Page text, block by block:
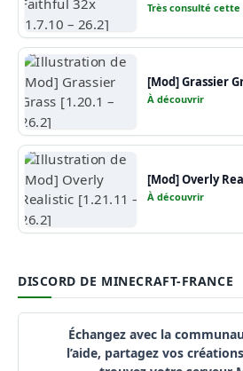
Très consulté cette
[Mod] Grassier
À découvrir
[Mod] Overly
À découvrir
DISCORD DE MINECRAFT-FRANCE
Échangez avec la
l’aide, partagez vos